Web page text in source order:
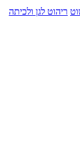
ריהוט לגן ולכיתה